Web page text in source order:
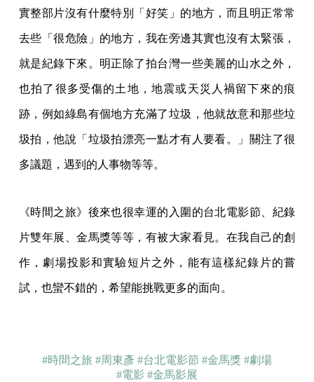
實整部片沒有什麼特別「好笑」的地方，而且明正常常
去些「很危險」的地方，我在旁邊其實也沒有太緊張，
就是紀錄下來。明正除了拍台灣一些美麗的山水之外，
也拍了很多受傷的土地，地震或天災人禍留下來的痕
跡，例如綠島有個地方充滿了垃圾，他就故意和那些垃
圾拍，他說「垃圾拍漂亮一點才有人要看。」關注了很
多議題，遇到的人事物等等。
《時間之旅》後來也很幸運的入圍的台北電影節、紀錄
片雙年展、金馬獎等等，有被大家看見。在我自己的創
作，劇場投影和實驗短片之外，能有這樣紀錄片的嘗
試，也蠻不錯的，希望能挑戰更多的面向。
#時間之旅 #周東彥 #台北電影節 #金馬獎 #劇場
#電影 #金馬影展